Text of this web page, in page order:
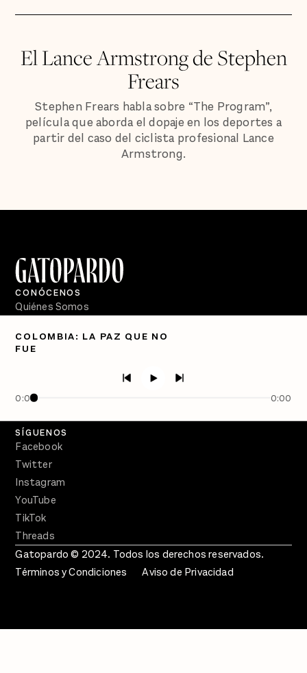
El Lance Armstrong de Stephen
Frears
Stephen Frears habla sobre “The Program”,
película que aborda el dopaje en los deportes a
partir del caso del ciclista profesional Lance
Armstrong.
COLOMBIA: LA PAZ QUE NO
FUE
0:00 0:00
CONÓCENOS
Quiénes Somos
PÓDCASTS
Crecer en Distopía
SÍGUENOS
Facebook
Twitter
Instagram
YouTube
TikTok
Threads
Gatopardo © 2024. Todos los derechos reservados.
Términos y Condiciones
Aviso de Privacidad